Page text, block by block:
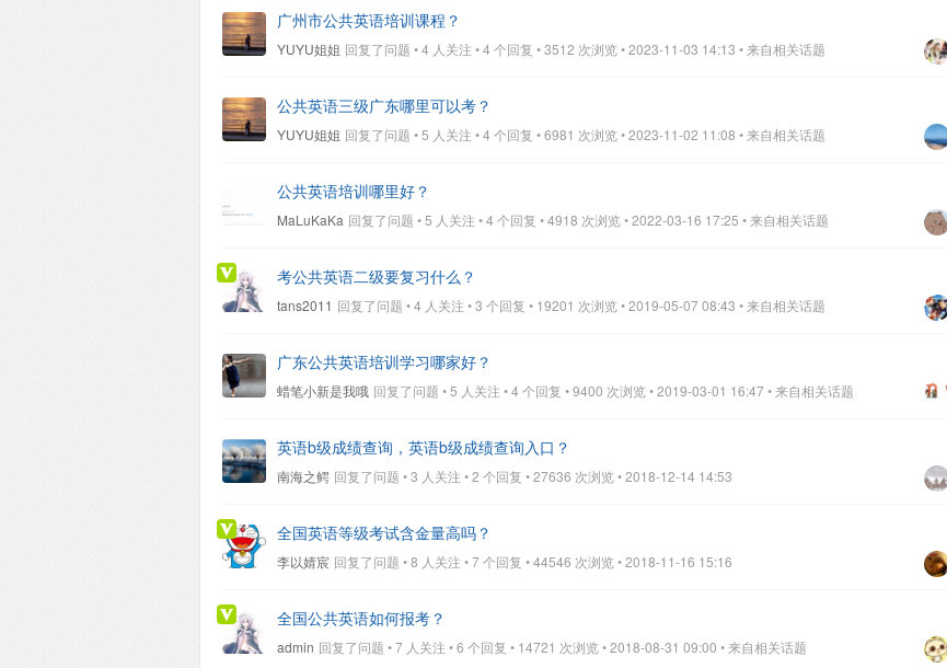
广州市公共英语培训课程？
YUYU姐姐 回复了问题 • 4 人关注 • 4 个回复 • 3512 次浏览 • 2023-11-03 14:13 • 来自相关话题
公共英语三级广东哪里可以考？
YUYU姐姐 回复了问题 • 5 人关注 • 4 个回复 • 6981 次浏览 • 2023-11-02 11:08 • 来自相关话题
公共英语培训哪里好？
MaLuKaKa 回复了问题 • 5 人关注 • 4 个回复 • 4918 次浏览 • 2022-03-16 17:25 • 来自相关话题
考公共英语二级要复习什么？
tans2011 回复了问题 • 4 人关注 • 3 个回复 • 19201 次浏览 • 2019-05-07 08:43 • 来自相关话题
广东公共英语培训学习哪家好？
蜡笔小新是我哦 回复了问题 • 5 人关注 • 4 个回复 • 9400 次浏览 • 2019-03-01 16:47• 来自相关话题
英语b级成绩查询，英语b级成绩查询入口？
南海之鳄 回复了问题 • 3 人关注 • 2 个回复 • 27636 次浏览 • 2018-12-14 14:53
全国英语等级考试含金量高吗？
李以婧宸 回复了问题 • 8 人关注 • 7 个回复 • 44546 次浏览 • 2018-11-16 15:16
全国公共英语如何报考？
admin 回复了问题 • 7 人关注 • 6 个回复 • 14721 次浏览 • 2018-08-31 09:00 • 来自相关话题